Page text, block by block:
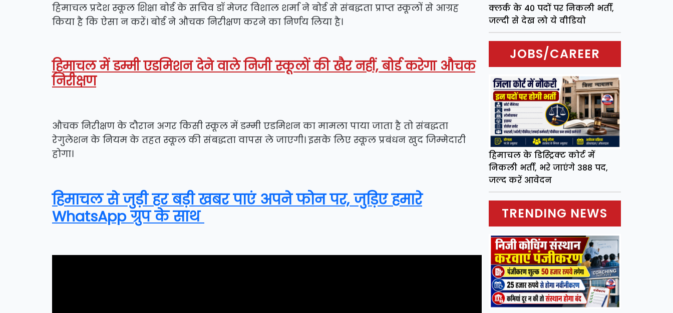
हिमाचल प्रदेश स्कूल शिक्षा बोर्ड के सचिव डॉ मेजर विशाल शर्मा ने बोर्ड से संबद्धता प्राप्त स्कूलों से आग्रह
किया है कि ऐसा न करें। बोर्ड ने औचक निरीक्षण करने का निर्णय लिया है।
हिमाचल में डम्मी एडमिशन देने वाले निजी स्कूलों की खैर नहीं, बोर्ड करेगा औचक
निरीक्षण
औचक निरीक्षण के दौरान अगर किसी स्कूल में डम्मी एडमिशन का मामला पाया जाता है तो संबद्धता
रेगुलेशन के नियम के तहत स्कूल की संबद्धता वापस ले जाएगी। इसके लिए स्कूल प्रबंधन खुद जिम्मेदारी
होगा।
हिमाचल से जुड़ी हर बड़ी खबर पाएं अपने फोन पर, जुड़िए हमारे
WhatsApp ग्रुप के साथ
क्लर्क के 40 पदों पर निकली भर्ती,
जल्दी से देख लो ये वीडियो
JOBS/CAREER
हिमाचल के डिस्ट्रिक्ट कोर्ट में
निकली भर्ती, भरे जाएंगे 388 पद,
जल्द करें आवेदन
TRENDING NEWS